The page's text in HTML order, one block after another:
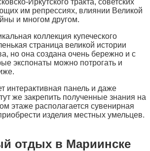
Иркутского тракта, советских
им репрессиях, влиянии Великой
и многом другом.
коллекция купеческого
страница великой истории
но она создана очень бережно и с
экспонаты можно потрогать и
интерактивная панель и даже
же закрепить полученные знания на
этаже располагается сувенирная
изделия местных умельцев.
отдых в Мариинске